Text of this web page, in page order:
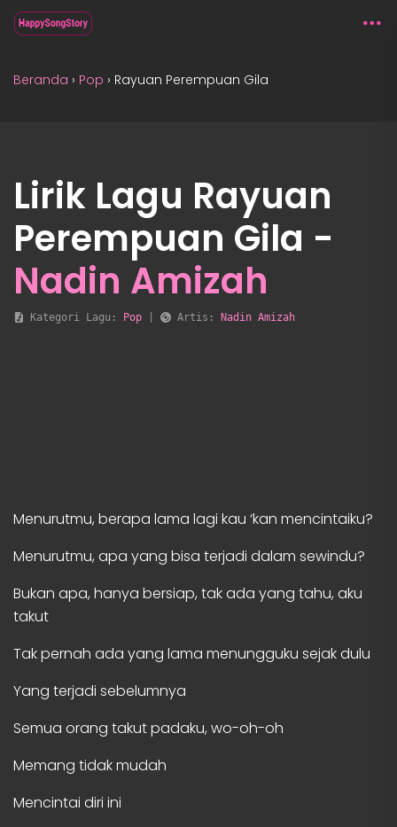
Beranda › Pop › Rayuan Perempuan Gila
Lirik Lagu Rayuan
Perempuan Gila -
Nadin Amizah
Kategori Lagu: Pop Artis: Nadin Amizah
Menurutmu, berapa lama lagi kau ‘kan mencintaiku?
Menurutmu, apa yang bisa terjadi dalam sewindu?
Bukan apa, hanya bersiap, tak ada yang tahu, aku
takut
Tak pernah ada yang lama menungguku sejak dulu
Yang terjadi sebelumnya
Semua orang takut padaku, wo-oh-oh
Memang tidak mudah
Mencintai diri ini